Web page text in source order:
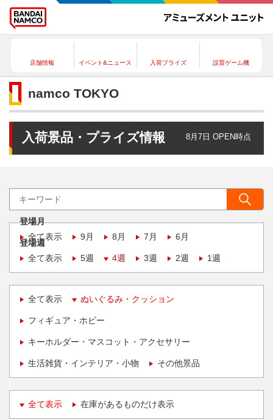
店舗情報 イベント&ニュース 入荷プライズ 設置ゲーム機
namco TOKYO
入荷景品・プライズ情報 8月7日 OPEN時点
登場月
全て表示
9月 8月 7月 6月
登場週
全て表示
5週 4週 3週 2週 1週
全て表示 ぬいぐるみ・クッション
フィギュア・ホビー
キーホルダー・マスコット・アクセサリー
生活雑貨・インテリア・小物 その他景品
全て表示 在庫があるものだけ表示